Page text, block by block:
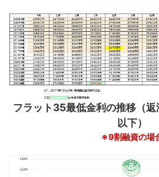
フラット35最低金利の推移（
以下）
※9割融資の場